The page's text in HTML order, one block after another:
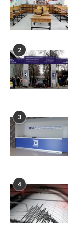
2
3
4